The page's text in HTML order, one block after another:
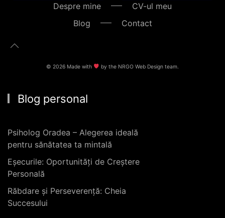
Despre mine
CV-ul meu
Blog
Contact
©2026 Made with by the NRGO Web Designteam.
Blog personal
Psiholog Oradea – Alegerea ideală
pentru sănătatea ta mintală
Eșecurile: Oportunități de Creștere
Personală
Răbdare și Perseverență: Cheia
Succesului